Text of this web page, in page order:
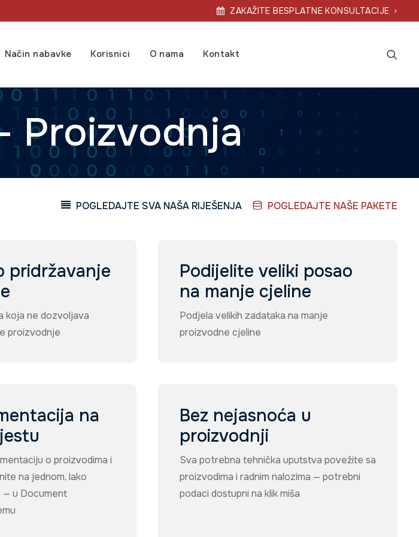
ZAKAŽITE BESPLATNE KONSULTACIJE
Način nabavke Korisnici O nama Kontakt
Proizvodnja
POGLEDAJTE SVA NAŠA RIJEŠENJA POGLEDAJTE NAŠE PAKETE
pridržavanje
koja ne dozvoljava
proizvodnje
Podijelite veliki posao
na manje cjeline
Podjela velikih zadataka na manje
proizvodne cjeline
na
o proizvodima i
na jednom, lako
— u Document
Bez nejasnoća u
proizvodnji
Sva potrebna tehnička uputstva povežite sa
proizvodima i radnim nalozima — potrebni
podaci dostupni na klik miša